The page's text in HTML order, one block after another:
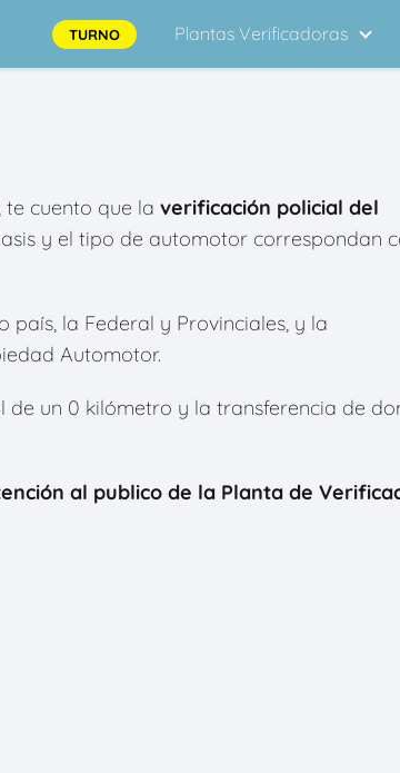
TURNO Plantas Verificadoras
, te cuento que la verificación policial del
y el tipo de automotor correspondan
la Federal y Provinciales, y la
Automotor.
un 0 kilómetro y la transferencia de
al publico de la Planta de